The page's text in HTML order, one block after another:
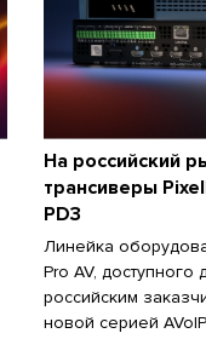
На российский
трансиверы
PD3
Линейка
Pro AV, доступного
российским
новой серией